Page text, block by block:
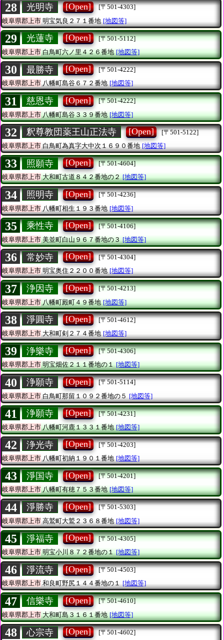
28 光明寺 [Open]
[〒501-4303]
岐阜県郡上市 明宝気良２７１番地 [地図等]
29 光蓮寺 [Open]
[〒501-5112]
岐阜県郡上市白鳥町六ノ里４２６番地 [地図等]
30 最勝寺 [Open]
[〒501-4222]
岐阜県郡上市八幡町島谷６７２番地 [地図等]
31 慈恩寺 [Open]
[〒501-4222]
岐阜県郡上市八幡町島谷３３９番地 [地図等]
32 釈尊教団薬王山正法寺 [Open]
[〒501-5122]
岐阜県郡上市 白鳥町為真字大中次１６９０番地 [地図等]
33 照願寺 [Open]
[〒501-4604]
岐阜県郡上市大和町古道８４２番地の２ [地図等]
34 照明寺 [Open]
[〒501-4236]
岐阜県郡上市 八幡町相生１９３番地 [地図等]
35 乘性寺 [Open]
[〒501-4106]
岐阜県郡上市美並町白山９６７番地の３ [地図等]
36 常妙寺 [Open]
[〒501-4304]
岐阜県郡上市明宝奥住２２００番地 [地図等]
37 浄因寺 [Open]
[〒501-4213]
岐阜県郡上市八幡町殿町４９番地 [地図等]
38 淨圓寺 [Open]
[〒501-4612]
岐阜県郡上市 大和町剣２７４番地 [地図等]
39 浄樂寺 [Open]
[〒501-4306]
岐阜県郡上市明宝畑佐２１１番地の１ [地図等]
40 浄願寺 [Open]
[〒501-5114]
岐阜県郡上市 白鳥町那留１０９２番地の５ [地図等]
41 浄願寺 [Open]
[〒501-4231]
岐阜県郡上市八幡町河鹿１３３１番地 [地図等]
42 浄光寺 [Open]
[〒501-4203]
岐阜県郡上市八幡町初納１９０１番地 [地図等]
43 淨国寺 [Open]
[〒501-4201]
岐阜県郡上市八幡町有穂７５３番地 [地図等]
44 淨勝寺 [Open]
[〒501-5303]
岐阜県郡上市 高鷲町大鷲２３６８番地 [地図等]
45 淨福寺 [Open]
[〒501-4305]
岐阜県郡上市明宝小川８７２番地の１ [地図等]
46 淨流寺 [Open]
[〒501-4503]
岐阜県郡上市和良町野尻１４４番地の１ [地図等]
47 信樂寺 [Open]
[〒501-4610]
岐阜県郡上市大和町島３１６１番地 [地図等]
48 心宗寺 [Open] [〒501-4602]